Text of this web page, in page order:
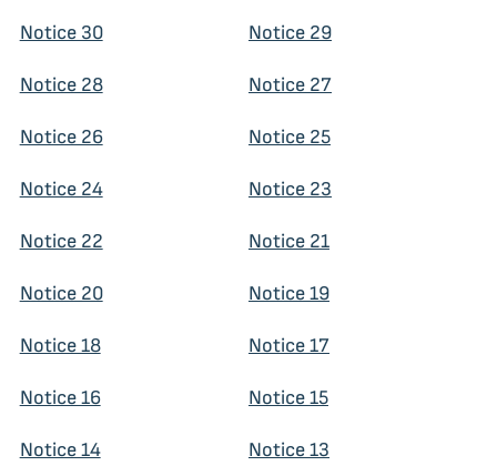
Notice 30 Notice 29
Notice 28 Notice 27
Notice 26 Notice 25
Notice 24 Notice 23
Notice 22 Notice 21
Notice 20 Notice 19
Notice 18 Notice 17
Notice 16 Notice 15
Notice 14 Notice 13